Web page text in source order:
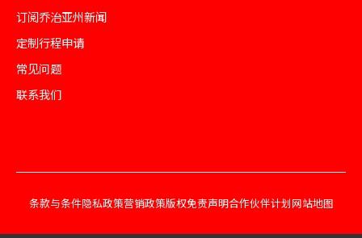
订阅乔治亚州新闻
定制行程申请
常见问题
联系我们
条款与条件隐私政策营销政策版权免责声明合作伙伴计划网站地图